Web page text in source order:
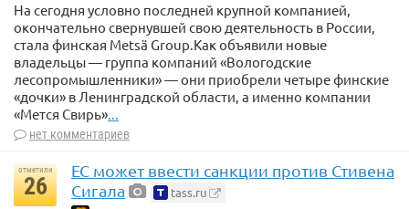
На сегодня условно последней крупной компанией,
окончательно свернувшей свою деятельность в России,
стала финская Metsä Group.Как объявили новые
владельцы — группа компаний «Вологодские
лесопромышленники» — они приобрели четыре финские
«дочки» в Ленинградской области, а именно компании
«Мется Свирь»
нет комментариев
отметили
26
ЕС может ввести санкции против Стивена
Сигала
tass.ru